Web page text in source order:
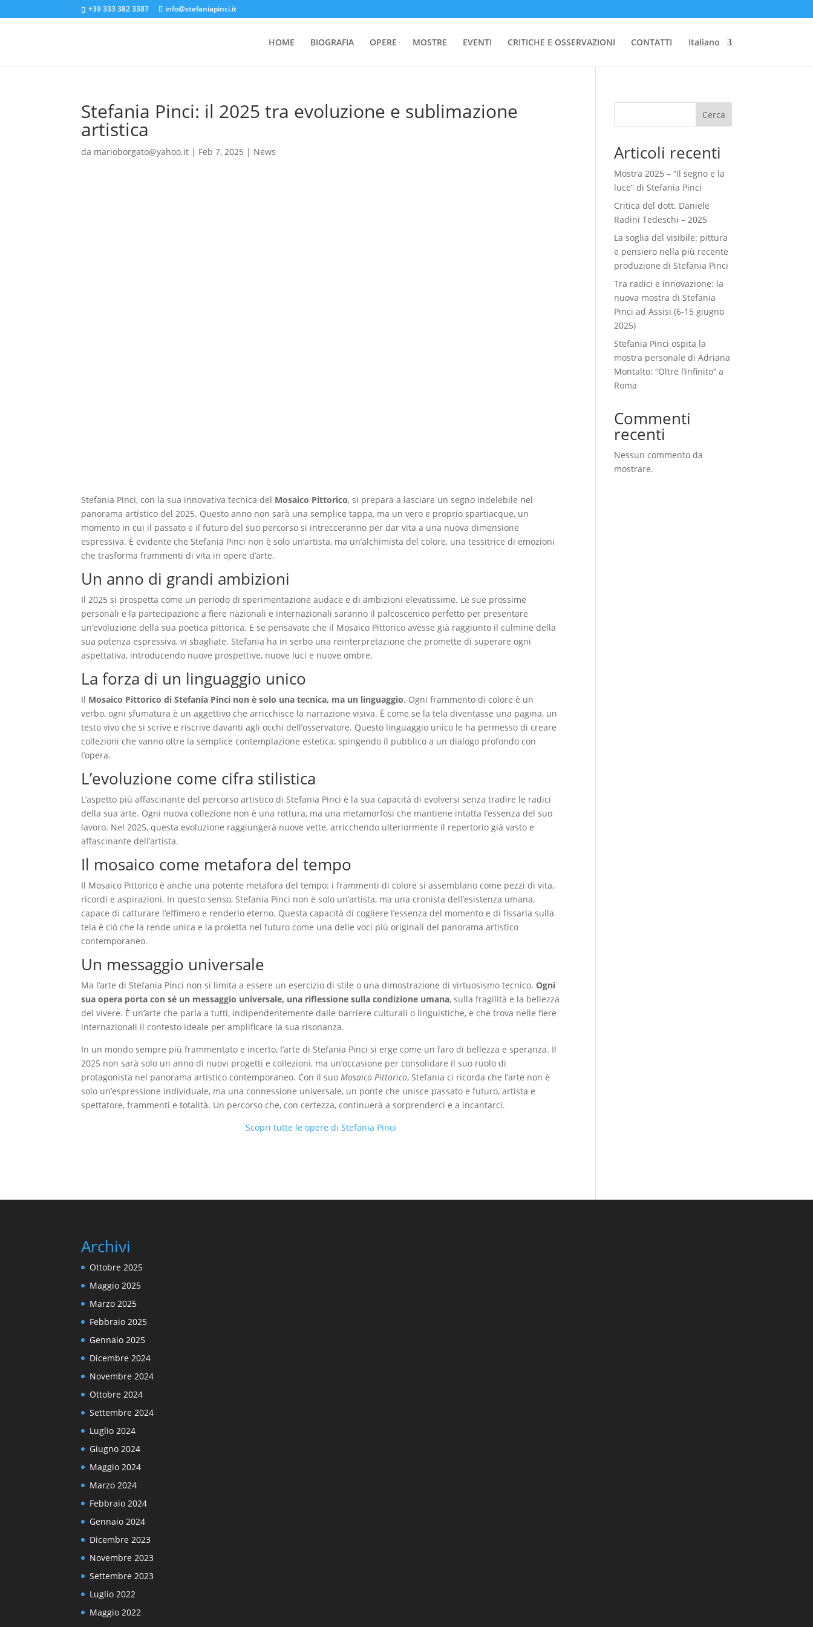
+39 333 382 3387 info@stefaniapinci.it
HOME BIOGRAFIA OPERE MOSTRE EVENTI CRITICHE E OSSERVAZIONI CONTATTI Italiano
Stefania Pinci: il 2025 tra evoluzione e sublimazione
artistica
da marioborgato@yahoo.it | Feb 7, 2025 | News
Stefania Pinci, con la sua innovativa tecnica del Mosaico Pittorico, si prepara a lasciare un segno indelebile nel
panorama artistico del 2025. Questo anno non sarà una semplice tappa, ma un vero e proprio spartiacque, un
momento in cui il passato e il futuro del suo percorso si intrecceranno per dar vita a una nuova dimensione
espressiva. È evidente che Stefania Pinci non è solo un’artista, ma un’alchimista del colore, una tessitrice di emozioni
che trasforma frammenti di vita in opere d’arte.
Un anno di grandi ambizioni
Il 2025 si prospetta come un periodo di sperimentazione audace e di ambizioni elevatissime. Le sue prossime
personali e la partecipazione a fiere nazionali e internazionali saranno il palcoscenico perfetto per presentare
un’evoluzione della sua poetica pittorica. E se pensavate che il Mosaico Pittorico avesse già raggiunto il culmine della
sua potenza espressiva, vi sbagliate. Stefania ha in serbo una reinterpretazione che promette di superare ogni
aspettativa, introducendo nuove prospettive, nuove luci e nuove ombre.
La forza di un linguaggio unico
Il Mosaico Pittorico di Stefania Pinci non è solo una tecnica, ma un linguaggio. Ogni frammento di colore è un
verbo, ogni sfumatura è un aggettivo che arricchisce la narrazione visiva. È come se la tela diventasse una pagina, un
testo vivo che si scrive e riscrive davanti agli occhi dell’osservatore. Questo linguaggio unico le ha permesso di creare
collezioni che vanno oltre la semplice contemplazione estetica, spingendo il pubblico a un dialogo profondo con
l’opera.
L’evoluzione come cifra stilistica
L’aspetto più affascinante del percorso artistico di Stefania Pinci è la sua capacità di evolversi senza tradire le radici
della sua arte. Ogni nuova collezione non è una rottura, ma una metamorfosi che mantiene intatta l’essenza del suo
lavoro. Nel 2025, questa evoluzione raggiungerà nuove vette, arricchendo ulteriormente il repertorio già vasto e
affascinante dell’artista.
Il mosaico come metafora del tempo
Il Mosaico Pittorico è anche una potente metafora del tempo: i frammenti di colore si assemblano come pezzi di vita,
ricordi e aspirazioni. In questo senso, Stefania Pinci non è solo un’artista, ma una cronista dell’esistenza umana,
capace di catturare l’effimero e renderlo eterno. Questa capacità di cogliere l’essenza del momento e di fissarla sulla
tela è ciò che la rende unica e la proietta nel futuro come una delle voci più originali del panorama artistico
contemporaneo.
Un messaggio universale
Ma l’arte di Stefania Pinci non si limita a essere un esercizio di stile o una dimostrazione di virtuosismo tecnico.Ogni
sua opera porta con sé un messaggio universale, una riflessione sulla condizione umana, sulla fragilità e la bellezza
del vivere. È un’arte che parla a tutti, indipendentemente dalle barriere culturali o linguistiche, e che trova nelle fiere
internazionali il contesto ideale per amplificare la sua risonanza.
In un mondo sempre più frammentato e incerto, l’arte di Stefania Pinci si erge come un faro di bellezza e speranza. Il
2025 non sarà solo un anno di nuovi progetti e collezioni, ma un’occasione per consolidare il suo ruolo di
protagonista nel panorama artistico contemporaneo. Con il suo Mosaico Pittorico, Stefania ci ricorda che l’arte non è
solo un’espressione individuale, ma una connessione universale, un ponte che unisce passato e futuro, artista e
spettatore, frammenti e totalità. Un percorso che, con certezza, continuerà a sorprenderci e a incantarci.
Scopri tutte le opere di Stefania Pinci
Cerca
Articoli recenti
Mostra 2025 – “Il segno e la
luce” di Stefania Pinci
Critica del dott. Daniele
Radini Tedeschi – 2025
La soglia del visibile: pittura
e pensiero nella più recente
produzione di Stefania Pinci
Tra radici e innovazione: la
nuova mostra di Stefania
Pinci ad Assisi (6-15 giugno
2025)
Stefania Pinci ospita la
mostra personale di Adriana
Montalto: “Oltre l’infinito” a
Roma
Commenti
recenti
Nessun commento da
mostrare.
Archivi
Ottobre 2025
Maggio 2025
Marzo 2025
Febbraio 2025
Gennaio 2025
Dicembre 2024
Novembre 2024
Ottobre 2024
Settembre 2024
Luglio 2024
Giugno 2024
Maggio 2024
Marzo 2024
Febbraio 2024
Gennaio 2024
Dicembre 2023
Novembre 2023
Settembre 2023
Luglio 2022
Maggio 2022